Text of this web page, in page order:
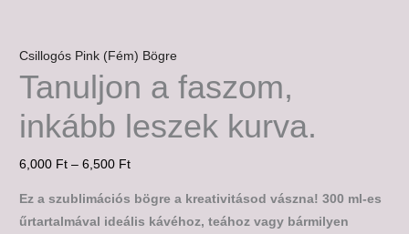
Csillogós Pink (Fém) Bögre
Tanuljon a faszom,
inkább leszek kurva.
6,000 Ft – 6,500 Ft
Ez a szublimációs bögre a kreativitásod vászna! 300 ml-es
űrtartalmával ideális kávéhoz, teához vagy bármilyen